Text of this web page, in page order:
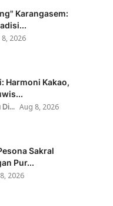
Karangasem:
2026
Harmoni Kakao,
Aug 8, 2026
Sakral
Pur...
2026